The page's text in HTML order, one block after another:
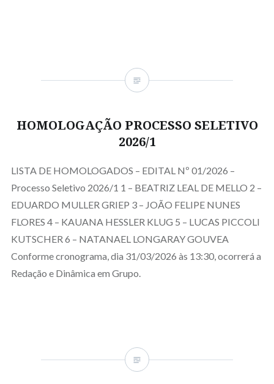
HOMOLOGAÇÃO PROCESSO SELETIVO
2026/1
LISTA DE HOMOLOGADOS – EDITAL Nº 01/2026 –
Processo Seletivo 2026/1 1 – BEATRIZ LEAL DE MELLO 2 –
EDUARDO MULLER GRIEP 3 – JOÃO FELIPE NUNES
FLORES 4 – KAUANA HESSLER KLUG 5 – LUCAS PICCOLI
KUTSCHER 6 – NATANAEL LONGARAY GOUVEA
Conforme cronograma, dia 31/03/2026 às 13:30, ocorrerá a
Redação e Dinâmica em Grupo.